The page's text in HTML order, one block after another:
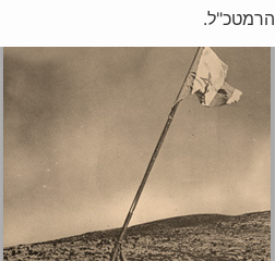
הרמטכ"ל.